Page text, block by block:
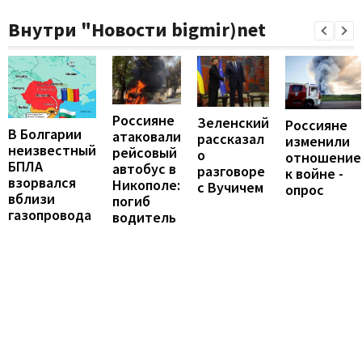
Внутри "Новости bigmir)net
В Болгарии
неизвестный
БПЛА
взорвался
вблизи
газопровода
Россияне
атаковали
рейсовый
автобус в
Никополе:
погиб
водитель
Зеленский
рассказал
о
разговоре
с Вучичем
Россияне
изменили
отношение
к войне -
опрос